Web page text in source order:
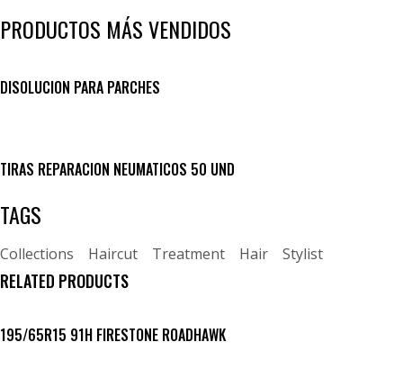
PRODUCTOS MÁS VENDIDOS
DISOLUCION PARA PARCHES
TIRAS REPARACION NEUMATICOS 50 UND
TAGS
Collections Haircut Treatment Hair Stylist
RELATED PRODUCTS
195/65R15 91H FIRESTONE ROADHAWK